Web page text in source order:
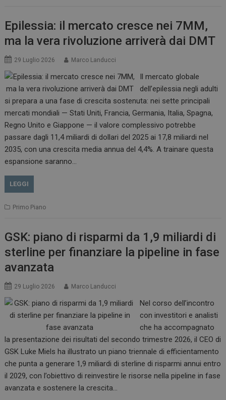
Epilessia: il mercato cresce nei 7MM,
ma la vera rivoluzione arriverà dai DMT
29 Luglio 2026 Marco Landucci
Il mercato globale
dell’epilessia negli adulti
si prepara a una fase di crescita sostenuta: nei sette principali
mercati mondiali — Stati Uniti, Francia, Germania, Italia, Spagna,
Regno Unito e Giappone — il valore complessivo potrebbe
passare dagli 11,4 miliardi di dollari del 2025 ai 17,8 miliardi nel
2035, con una crescita media annua del 4,4%. A trainare questa
espansione saranno…
LEGGI
Primo Piano
GSK: piano di risparmi da 1,9 miliardi di
sterline per finanziare la pipeline in fase
avanzata
29 Luglio 2026 Marco Landucci
Nel corso dell’incontro
con investitori e analisti
che ha accompagnato
la presentazione dei risultati del secondo trimestre 2026, il CEO di
GSK Luke Miels ha illustrato un piano triennale di efficientamento
che punta a generare 1,9 miliardi di sterline di risparmi annui entro
il 2029, con l’obiettivo di reinvestire le risorse nella pipeline in fase
avanzata e sostenere la crescita…